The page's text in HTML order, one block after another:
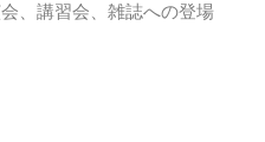
、講習会、雑誌への登場